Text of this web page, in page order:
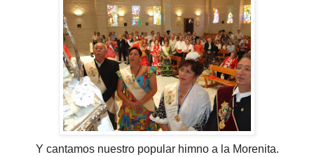
Y cantamos nuestro popular himno a la Morenita.